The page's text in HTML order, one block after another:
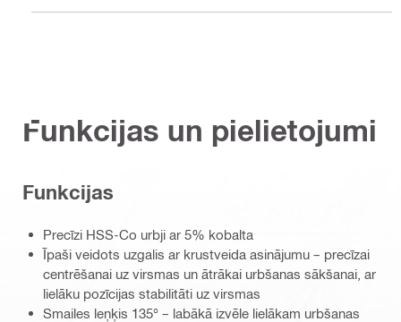
Funkcijas un pielietojumi
Funkcijas
Precīzi HSS-Co urbji ar 5% kobalta
Īpaši veidots uzgalis ar krustveida asinājumu – precīzai
centrēšanai uz virsmas un ātrākai urbšanas sākšanai, ar
lielāku pozīcijas stabilitāti uz virsmas
Smailes leņķis 135° – labākā izvēle lielākam urbšanas